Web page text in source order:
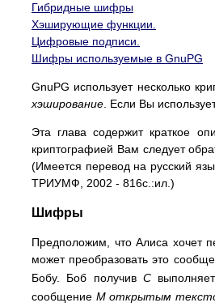
Гибридные шифры
Хэширующие функции.
Цифровые подписи.
Шифры используемые в GnuPG
GnuPG использует несколько
хэширование . Если Вы
Эта глава содержит краткое
криптографией Вам следует
(Имеется перевод на русский
ТРИУМФ, 2002 - 816с.:ил.)
Шифры
Предположим, что Алиса хочет
может преобразовать это
Бобу. Боб получивC
сообщение M открытым